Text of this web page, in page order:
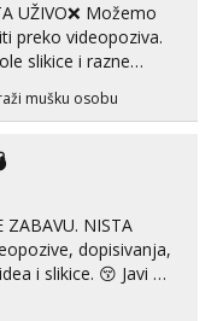
Možemo
preko videopoziva.
slikice i razne
online zabavu pošalji
Telegram ili Viber.
me vidjeti na
mušku osobu
ZABAVU. NISTA
slikice. 😚 Javi mi